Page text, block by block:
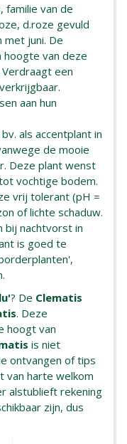
, familie van de
d.roze gevuld
met juni. De
hoogte van deze
een
aan hun
als accentplant in
de mooie
Deze plant wenst
vochtige bodem.
vrij tolerant (pH =
of lichte schaduw.
bij nachtvorst in
is goed te
? De Clematis
. Deze
hoogt van
is niet
ontvangen of tips
van harte welkom
alstublieft rekening
zijn, dus